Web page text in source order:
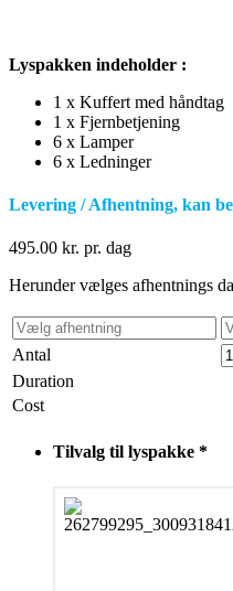
Lyspakken indeholder :
1 x Kuffert med håndtag
1 x Fjernbetjening
6 x Lamper
6 x Ledninger
Levering / Afhentning, kan
495.00 kr. pr. dag
Herunder vælges afhentnings
Antal
Duration
Cost
Tilvalg til lyspakke *